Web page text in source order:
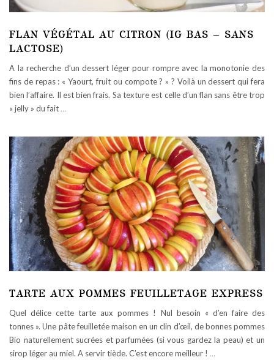
FLAN VÉGÉTAL AU CITRON (IG BAS – SANS
LACTOSE)
A la recherche d’un dessert léger pour rompre avec la monotonie des
fins de repas : « Yaourt, fruit ou compote ? » ? Voilà un dessert qui fera
bien l’affaire. Il est bien frais. Sa texture est celle d’un flan sans être trop
« jelly » du fait …
TARTE AUX POMMES FEUILLETAGE EXPRESS
Quel délice cette tarte aux pommes ! Nul besoin « d’en faire des
tonnes ». Une pâte feuilletée maison en un clin d’œil, de bonnes pommes
Bio naturellement sucrées et parfumées (si vous gardez la peau) et un
sirop léger au miel. A servir tiède. C’est encore meilleur ! …